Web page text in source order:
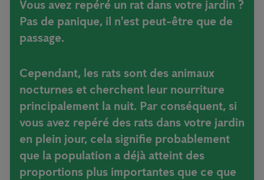
Vous avez repéré un rat dans votre jardin ?
Pas de panique, il n'est peut-être que de
passage.
Cependant, les rats sont des animaux
nocturnes et cherchent leur nourriture
principalement la nuit. Par conséquent, si
vous avez repéré des rats dans votre jardin
en plein jour, cela signifie probablement
que la population a déjà atteint des
proportions plus importantes que ce que